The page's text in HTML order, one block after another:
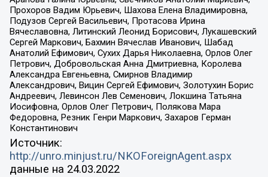
Прохоров Вадим Юрьевич, Шахова Елена Владимировна,
Подузов Сергей Васильевич, Протасова Ирина
Вячеславовна, Литинский Леонид Борисович, Лукашевский
Сергей Маркович, Бахмин Вячеслав Иванович, Шабад
Анатолий Ефимович, Сухих Дарья Николаевна, Орлов Олег
Петрович, Добровольская Анна Дмитриевна, Королева
Александра Евгеньевна, Смирнов Владимир
Александрович, Вицин Сергей Ефимович, Золотухин Борис
Андреевич, Левинсон Лев Семенович, Локшина Татьяна
Иосифовна, Орлов Олег Петрович, Полякова Мара
Федоровна, Резник Генри Маркович, Захаров Герман
Константинович
Источник:
http://unro.minjust.ru/NKOForeignAgent.aspx
данные на 24.03.2022